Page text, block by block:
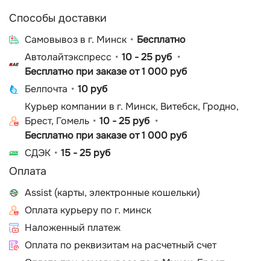
Способы доставки
Cамовывоз в г. Минск
Бесплатно
Автолайтэкспресс
10 - 25 руб
Бесплатно при заказе от 1 000 руб
Белпочта
10 руб
Курьер компании в г. Минск, Витебск, Гродно,
Брест, Гомель
10 - 25 руб
Бесплатно при заказе от 1 000 руб
СДЭК
15 - 25 руб
Оплата
Assist (карты, электронные кошельки)
Оплата курьеру по г. минск
Наложенный платеж
Оплата по реквизитам на расчетный счет